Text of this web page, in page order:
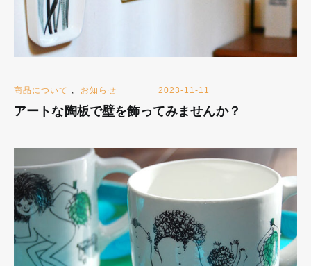
商品について お知らせ 2023-11-11
アートな陶板で壁を飾ってみませんか？